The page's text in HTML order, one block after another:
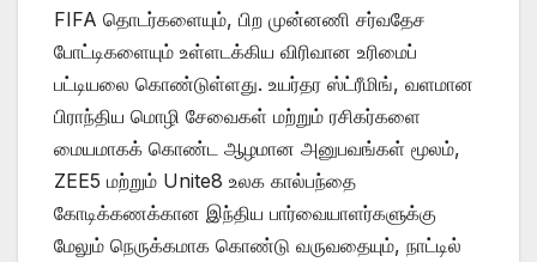
FIFA தொடர்களையும், பிற முன்னணி சர்வதேச
போட்டிகளையும் உள்ளடக்கிய விரிவான உரிமைப்
பட்டியலை கொண்டுள்ளது. உயர்தர ஸ்ட்ரீமிங், வளமான
பிராந்திய மொழி சேவைகள் மற்றும் ரசிகர்களை
மையமாகக் கொண்ட ஆழமான அனுபவங்கள் மூலம்,
ZEE5 மற்றும் Unite8 உலக கால்பந்தை
கோடிக்கணக்கான இந்திய பார்வையாளர்களுக்கு
மேலும் நெருக்கமாக கொண்டு வருவதையும், நாட்டில்